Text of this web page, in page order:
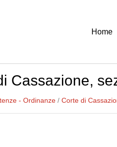
Home
Cassazione,
- Ordinanze / Corte di